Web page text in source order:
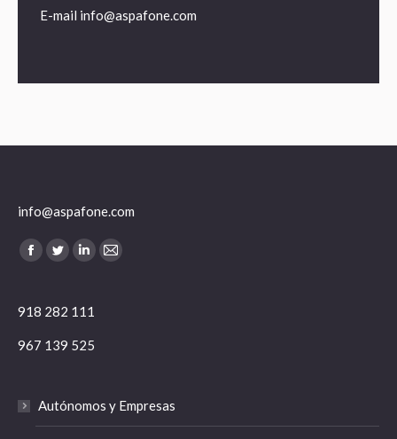
E-mail info@aspafone.com
info@aspafone.com
Encuéntranos en:
Facebook
TwitterLinkedin
Mail
918 282 111
967 139 525
Autónomos y Empresas